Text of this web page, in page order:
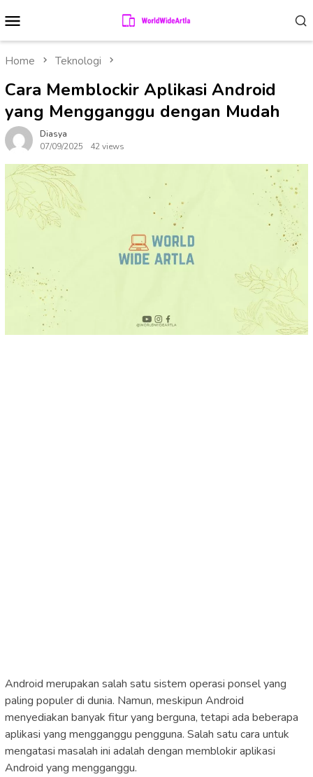
to
contentMenu
Home Teknologi
Cara Memblockir Aplikasi Android
yang Mengganggu dengan Mudah
Diasya
07/09/2025
42 views
Android merupakan salah satu sistem operasi ponsel yang
paling populer di dunia. Namun, meskipun Android
menyediakan banyak fitur yang berguna, tetapi ada beberapa
aplikasi yang mengganggu pengguna. Salah satu cara untuk
mengatasi masalah ini adalah dengan memblokir aplikasi
Android yang mengganggu.